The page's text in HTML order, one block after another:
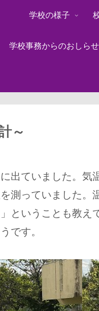
学校の様子
学校事務からのおしらせ
～
出ていました。
測っていました。
ということも教
です。